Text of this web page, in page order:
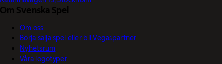
Om Svenska Spel
Om oss
Börja sälja spel eller bli Vegaspartner
Nyhetsrum
Våra logotyper